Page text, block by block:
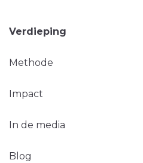
Verdieping
Methode
Impact
In de media
Blog